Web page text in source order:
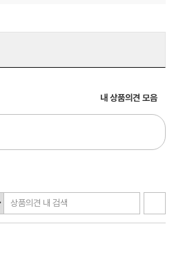
내 상품의견 모음